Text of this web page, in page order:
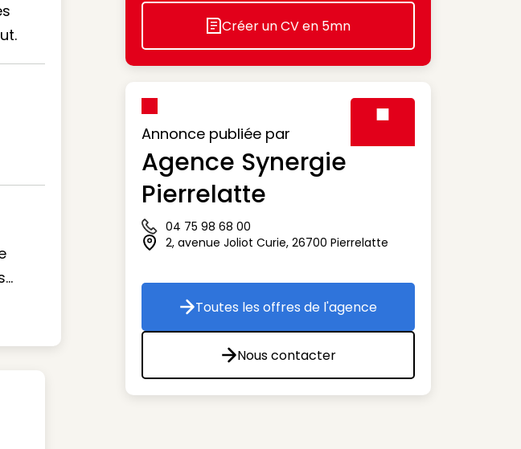
Icon decorative
Créer un CV en 5mn
Annonce publiée par
Agence Synergie
Pierrelatte
Icône téléphone
04 75 98 68 00
Icône adresse
2, avenue Joliot Curie, 26700 Pierrelatte
Toutes les offres de l'agence
Toutes les offres de l'agence
Nous contacter
Nous contacter